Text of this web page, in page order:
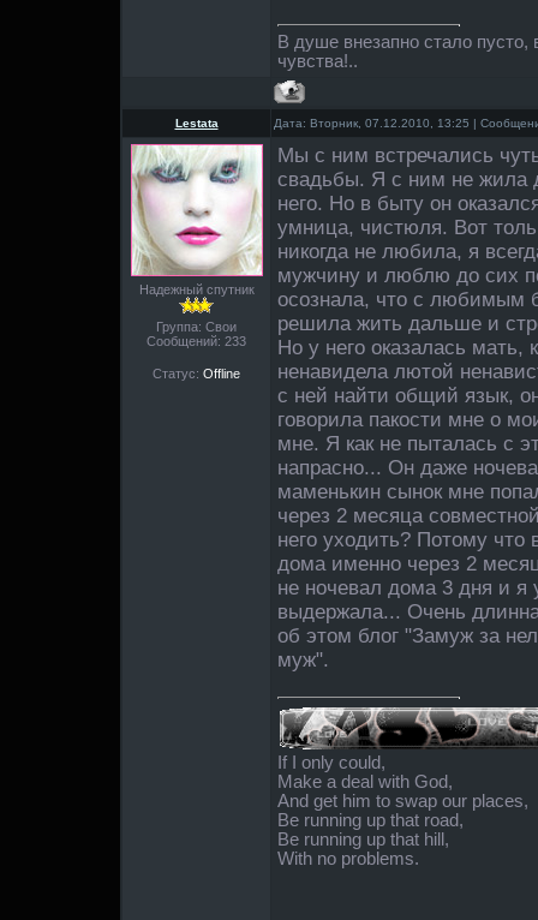
В душе внезапно стало пусто,
чувства!..
Lestata Дата: Вторник, 07.12.2010, 13:25 |
Надежный спутник
Группа: Свои
Сообщений: 233
Статус: Offline
Мы с ним встречались
свадьбы. Я с ним не жила
него. Но в быту он
умница, чистюля. Вот
никогда не любила, я
мужчину и люблю до сих
осознала, что с любимым
решила жить дальше и
Но у него оказалась мать,
ненавидела лютой
с ней найти общий язык,
говорила пакости мне о
мне. Я как не пыталась с
напрасно... Он даже
маменькин сынок мне
через 2 месяца
него уходить? Потому что
дома именно через 2
не ночевал дома 3 дня и я
выдержала... Очень
об этом блог "Замуж за
муж".
If I only could,
Make a deal with God,
And get him to swap our places,
Be running up that road,
Be running up that hill,
With no problems.